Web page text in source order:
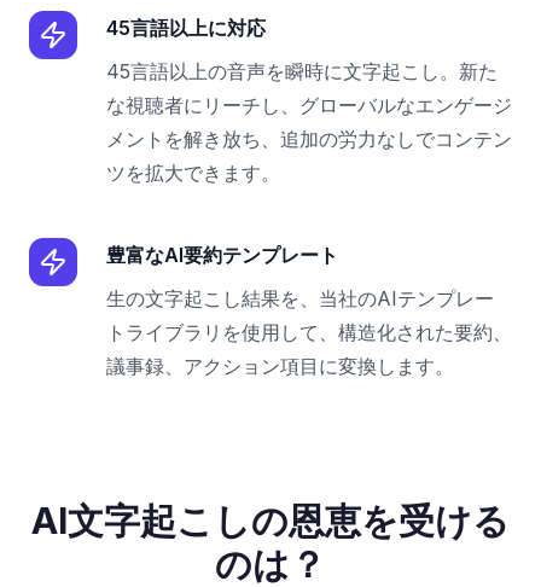
45言語以上に対応
45言語以上の音声を瞬時に文字起こし。新た
な視聴者にリーチし、グローバルなエンゲージ
メントを解き放ち、追加の労力なしでコンテン
ツを拡大できます。
豊富なAI要約テンプレート
生の文字起こし結果を、当社のAIテンプレー
トライブラリを使用して、構造化された要約、
議事録、アクション項目に変換します。
AI文字起こしの恩恵を受ける
のは？